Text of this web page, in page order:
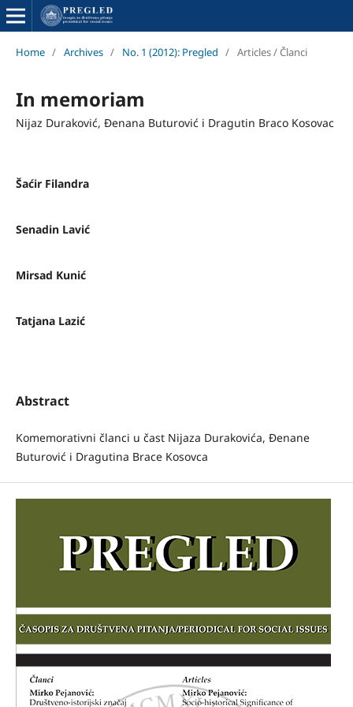
Home / Archives / No. 1 (2012): Pregled / Articles / Članci
In memoriam
Nijaz Duraković, Đenana Buturović i Dragutin Braco Kosovac
Šaćir Filandra
Senadin Lavić
Mirsad Kunić
Tatjana Lazić
Abstract
Komemorativni članci u čast Nijaza Durakovića, Đenane
Buturović i Dragutina Brace Kosovca